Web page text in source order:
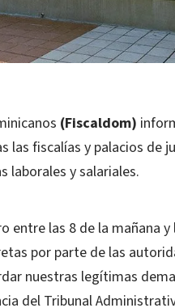
(Fiscaldom)
las fiscalías y palacios de
laborales y salariales.
entre las 8 de la mañana
por parte de las
nuestras legítimas
del Tribunal